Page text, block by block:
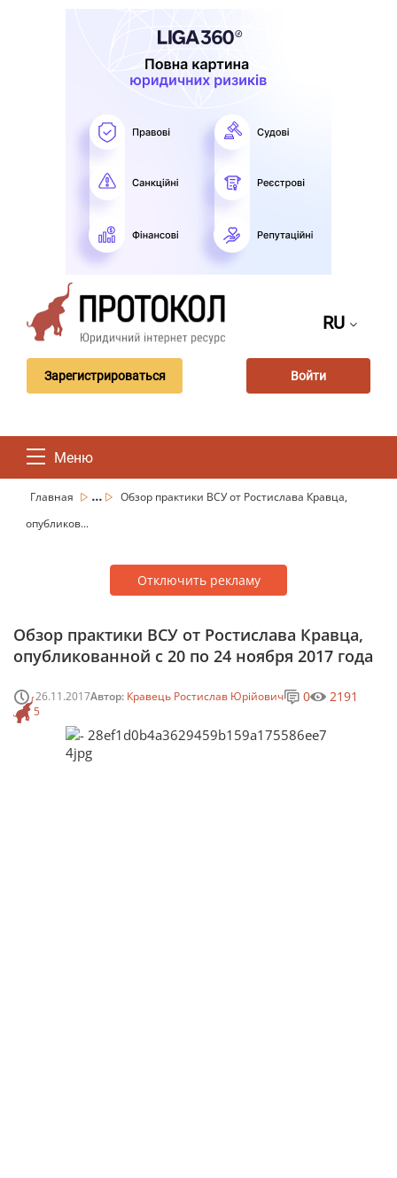
RU
Зарегистрироваться Войти
Меню
Главная ...
Обзор практики ВСУ от Ростислава Кравца,
опубликов...
Отключить рекламу
Обзор практики ВСУ от Ростислава Кравца,
опубликованной с 20 по 24 ноября 2017 года
26.11.2017Автор: Кравець Ростислав Юрійович
5
0 2191